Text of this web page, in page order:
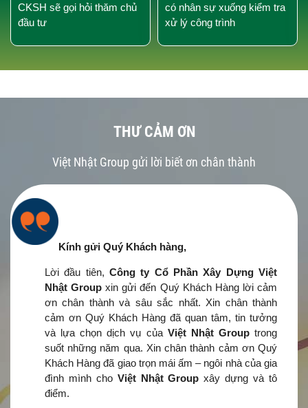
CKSH sẽ gọi hỏi thăm chủ
đầu tư
có nhân sự xuống kiểm tra
xử lý công trình
THƯ CẢM ƠN
Việt Nhật Group gửi lời biết ơn chân thành
Kính gửi Quý Khách hàng,
Lời đầu tiên, Công ty Cổ Phần Xây Dựng Việt
Nhật Group xin gửi đến Quý Khách Hàng lời cảm
ơn chân thành và sâu sắc nhất. Xin chân thành
cảm ơn Quý Khách Hàng đã quan tâm, tin tưởng
và lựa chọn dịch vụ của Việt Nhật Grouptrong
suốt những năm qua. Xin chân thành cảm ơn Quý
Khách Hàng đã giao trọn mái ấm – ngôi nhà của gia
đình mình cho Việt Nhật Group xây dựng và tô
điểm.